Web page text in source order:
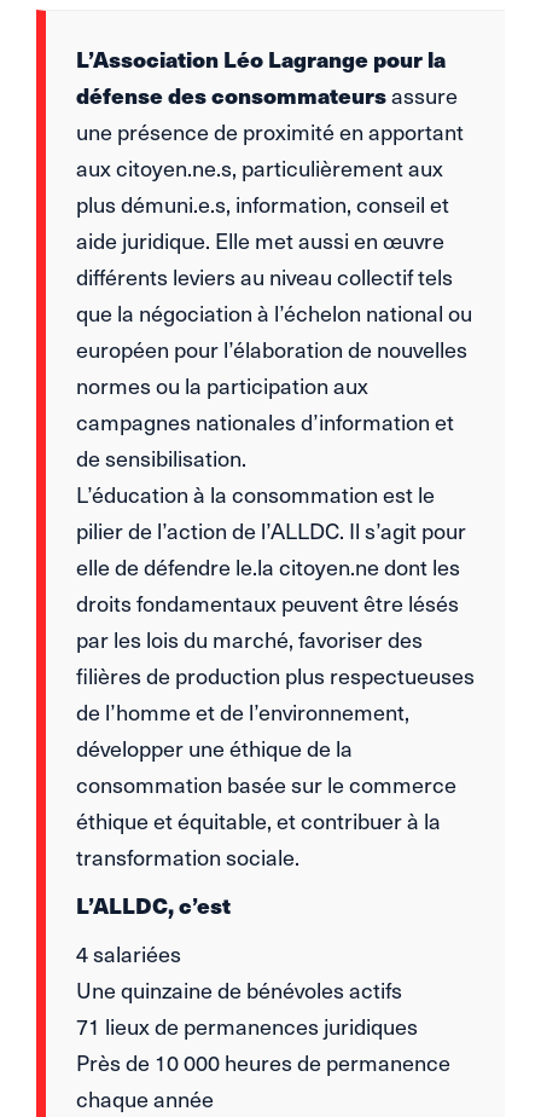
L’Association Léo Lagrange pour la
défense des consommateursassure
une présence de proximité en apportant
aux citoyen.ne.s, particulièrement aux
plus démuni.e.s, information, conseil et
aide juridique. Elle met aussi en œuvre
différents leviers au niveau collectif tels
que la négociation à l’échelon national ou
européen pour l’élaboration de nouvelles
normes ou la participation aux
campagnes nationales d’information et
de sensibilisation.
L’éducation à la consommation est le
pilier de l’action de l’ALLDC. Il s’agit pour
elle de défendre le.la citoyen.ne dont les
droits fondamentaux peuvent être lésés
par les lois du marché, favoriser des
filières de production plus respectueuses
de l’homme et de l’environnement,
développer une éthique de la
consommation basée sur le commerce
éthique et équitable, et contribuer à la
transformation sociale.
L’ALLDC, c’est
4 salariées
Une quinzaine de bénévoles actifs
71 lieux de permanences juridiques
Près de 10 000 heures de permanence
chaque année